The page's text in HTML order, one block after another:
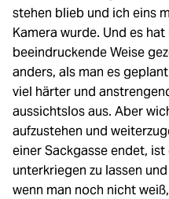
stehen blieb und ich eins
Kamera wurde. Und es
beeindruckende Weise
anders, als man es
viel härter und
aussichtslos aus. Aber
aufzustehen und
einer Sackgasse endet,
unterkriegen zu lassen
wenn man noch nicht